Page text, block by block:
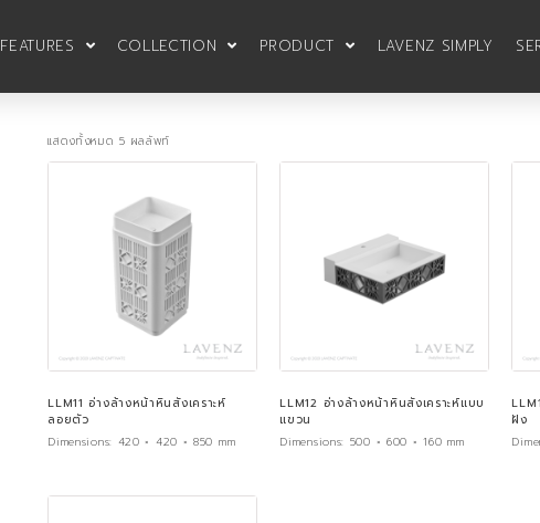
FEATURES COLLECTION PRODUCT LAVENZ SIMPLY
แสดงทั้งหมด 5 ผลลัพท์
LLM11 อ่างล้างหน้าหินสังเคราะห์
ลอยตัว
Dimensions: 420 × 420 × 850 mm
LLM12 อ่างล้างหน้าหินสังเคราะห์แบบ
แขวน
Dimensions: 500 × 600 × 160 mm
ฝัง